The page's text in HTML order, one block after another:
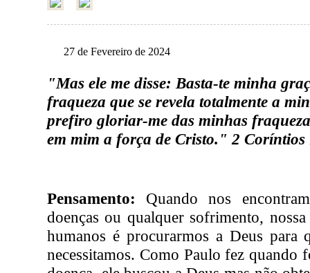
27 de Fevereiro de 2024
"Mas ele me disse: Basta-te minha
fraqueza que se revela totalmente a
prefiro gloriar-me das minhas
em mim a força de Cristo." 2 Coríntios
Pensamento: Quando nos
doenças ou qualquer sofrimento,
humanos é procurarmos a Deus para
necessitamos. Como Paulo fez quando